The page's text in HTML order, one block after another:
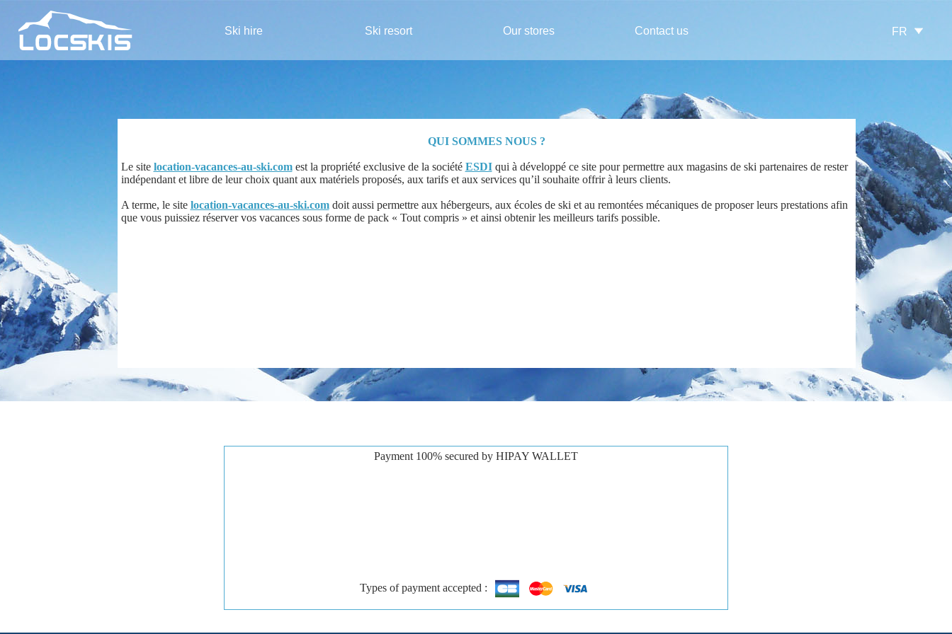
Ski hire Ski resort Our stores Contact us FR
QUI SOMMES NOUS ?
Le site location-vacances-au-ski.comest la propriété exclusive de la société ESDIqui à développé ce site pour permettre aux magasins de ski partenaires de rester
indépendant et libre de leur choix quant aux matériels proposés, aux tarifs et aux services qu’il souhaite offrir à leurs clients.
A terme, le site location-vacances-au-ski.comdoit aussi permettre aux hébergeurs, aux écoles de ski et au remontées mécaniques de proposer leurs prestations afin
que vous puissiez réserver vos vacances sous forme de pack « Tout compris » et ainsi obtenir les meilleurs tarifs possible.
Payment 100% secured by HIPAY WALLET
Types of payment accepted :